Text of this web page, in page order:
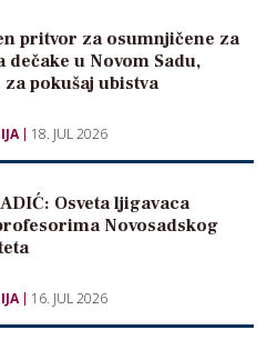
pritvor za osumnjičene za
dečake u Novom Sadu,
za pokušaj ubistva
18. JUL 2026
Osveta ljigavaca
Novosadskog
16. JUL 2026